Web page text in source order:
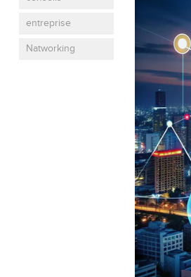
entreprise
Natworking